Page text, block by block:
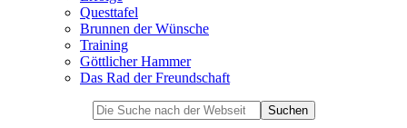
Questtafel
Brunnen der Wünsche
Training
Göttlicher Hammer
Das Rad der Freundschaft